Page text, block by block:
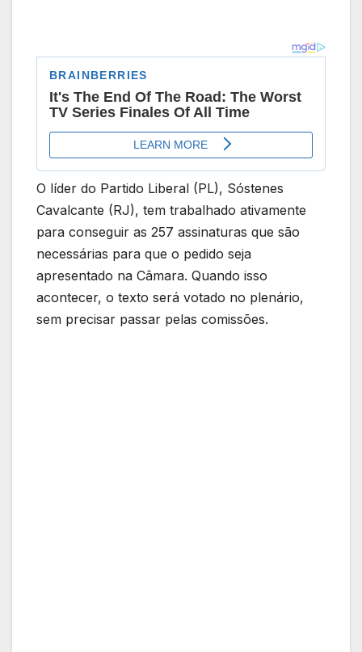
O líder do Partido Liberal (PL), Sóstenes
Cavalcante (RJ), tem trabalhado ativamente
para conseguir as 257 assinaturas que são
necessárias para que o pedido seja
apresentado na Câmara. Quando isso
acontecer, o texto será votado no plenário,
sem precisar passar pelas comissões.